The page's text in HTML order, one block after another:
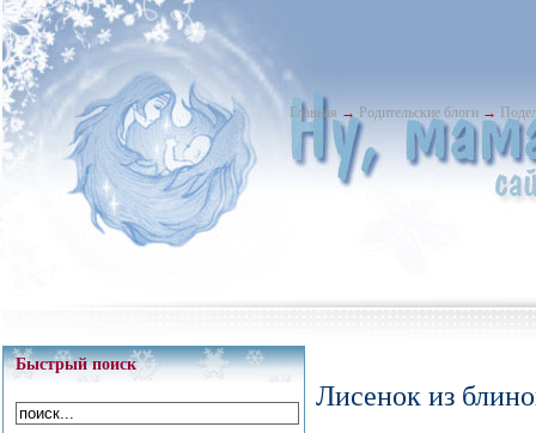
Главная → Родительские блоги →
Быстрый поиск
Лисенок из